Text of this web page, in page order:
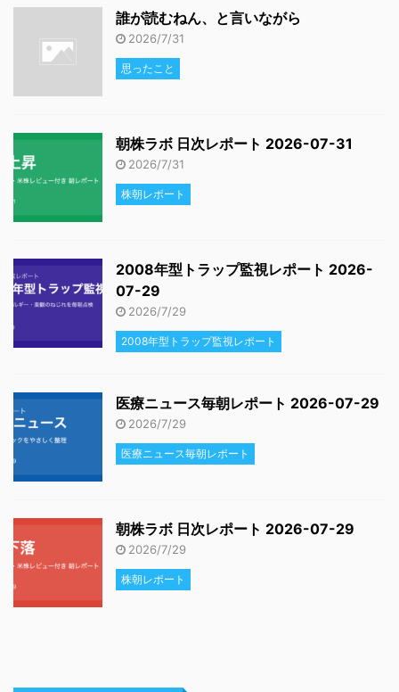
誰が読むねん、と言いながら
2026/7/31
思ったこと
朝株ラボ 日次レポート 2026-07-31
2026/7/31
株朝レポート
2008年型トラップ監視レポート 2026-
07-29
2026/7/29
2008年型トラップ監視レポート
医療ニュース毎朝レポート 2026-07-29
2026/7/29
医療ニュース毎朝レポート
朝株ラボ 日次レポート 2026-07-29
2026/7/29
株朝レポート